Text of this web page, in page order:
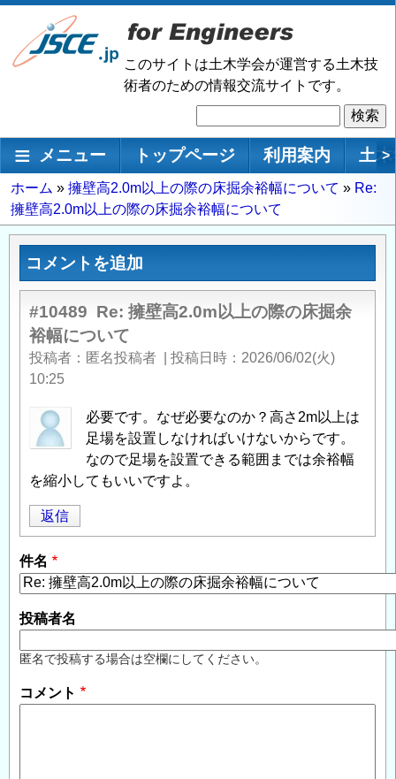
メ
ン
移
動
このサイトは土木学会が運営する土木技
術者のための情報交流サイトです。
索
メインナビゲーション
メニュー トップページ 利用案内 土 >
パ
ン
く
ホーム 擁壁高2.0m以上の際の床掘余裕幅について
Re:
擁壁高2.0m以上の際の床掘余裕幅について
コメントを追加
#10489 Re: 擁壁高2.0m以上の際の床掘余
裕幅について
投稿者 匿名投稿者 投稿日時
2026/06/02(火)
10:25
必要です。なぜ必要なのか？高さ2m以上は
足場を設置しなければいけないからです。
なので足場を設置できる範囲までは余裕幅
を縮小してもいいですよ。
返信
件名
投稿者名
匿名で投稿する場合は空欄にしてください。
コメント